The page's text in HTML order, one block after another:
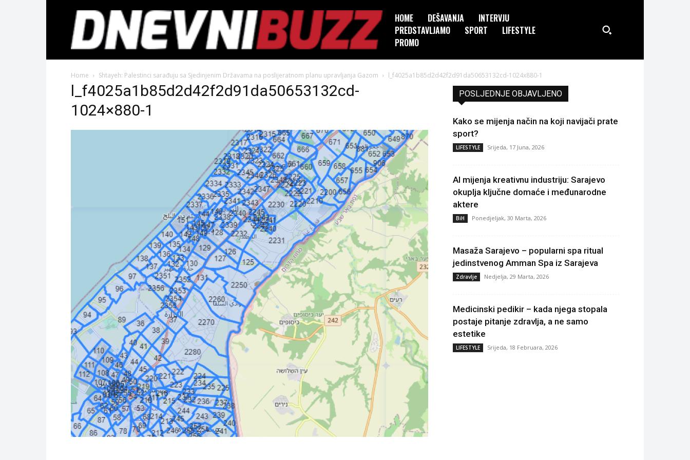
HOME DEŠAVANJA
INTERVJU
PREDSTAVLJAMO
SPORT
LIFESTYLE
PROMO
Home Shtayeh: Palestinci sarađuju sa Sjedinjenim Državama na poslijeratnom planu upravljanja Gazom l_f4025a1b85d2d42f2d91da50653132cd-1024x880-1
l_f4025a1b85d2d42f2d91da50653132cd-
1024×880-1
POSLJEDNJE OBJAVLJENO
Kako se mijenja način na koji navijači prate
sport?
LIFESTYLE Srijeda, 17 Juna, 2026
AI mijenja kreativnu industriju: Sarajevo
okuplja ključne domaće i međunarodne
aktere
BiH Ponedjeljak, 30 Marta, 2026
Masaža Sarajevo – popularni spa ritual
jedinstvenog Amman Spa iz Sarajeva
Zdravlje Nedjelja, 29 Marta, 2026
Medicinski pedikir – kada njega stopala
postaje pitanje zdravlja, a ne samo
estetike
LIFESTYLE Srijeda, 18 Februara, 2026